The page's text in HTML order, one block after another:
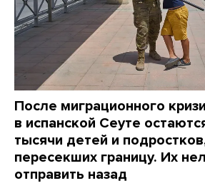
После миграционного
в испанской Сеуте
тысячи детей и
пересекших границу. Их
отправить назад